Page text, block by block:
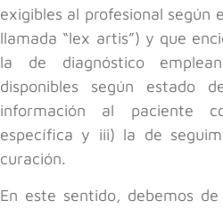
exigibles al profesional según
llamada “lex artis”) y que
la de diagnóstico
disponibles según
información al paciente
específica y iii) la de
curación.
En este sentido, debemos